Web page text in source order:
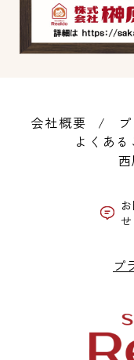
会社概要
よくある
せ
プ